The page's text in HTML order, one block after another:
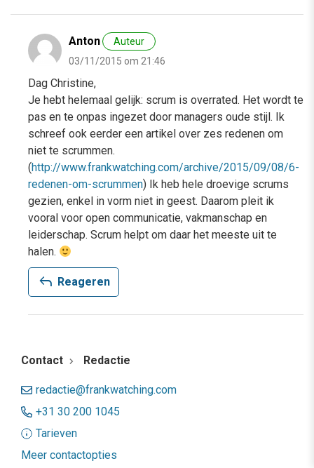
Anton
Auteur
03/11/2015 om 21:46
Dag Christine,
Je hebt helemaal gelijk: scrum is overrated. Het wordt te
pas en te onpas ingezet door managers oude stijl. Ik
schreef ook eerder een artikel over zes redenen om
niet te scrummen.
(http://www.frankwatching.com/archive/2015/09/08/6-
redenen-om-scrummen) Ik heb hele droevige scrums
gezien, enkel in vorm niet in geest. Daarom pleit ik
vooral voor open communicatie, vakmanschap en
leiderschap. Scrum helpt om daar het meeste uit te
halen.
reply Reageren
Contact Redactie
redactie@frankwatching.com
+31 30 200 1045
Tarieven
Meer contactopties